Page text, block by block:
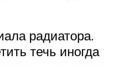
радиатора.
течь иногда